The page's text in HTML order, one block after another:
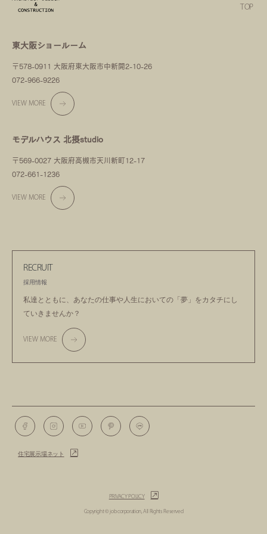
東大阪ショールーム
〒578-0911 大阪府東大阪市中新開2-10-26
072-966-9226
VIEW MORE
モデルハウス 北摂studio
〒569-0027 大阪府高槻市天川新町12-17
072-661-1236
VIEW MORE
RECRUIT
採用情報
私達とともに、あなたの仕事や人生においての 「夢」をカタチにし
ていきませんか？
VIEW MORE
TOP
Copyright © job corporation, All Rights Reserved
住宅展示場ネット
PRIVACY POLICY